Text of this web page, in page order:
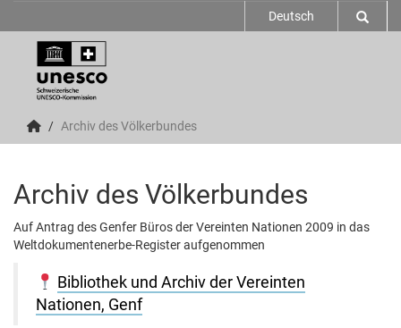
Deutsch
Archiv des Völkerbundes
Archiv des Völkerbundes
Auf Antrag des Genfer Büros der Vereinten Nationen 2009 in das
Weltdokumentenerbe-Register aufgenommen
Bibliothek und Archiv der Vereinten
Nationen, Genf